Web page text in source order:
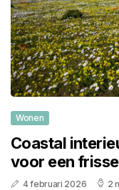
Wonen
Coastal
voor een
4 februari 2026 2